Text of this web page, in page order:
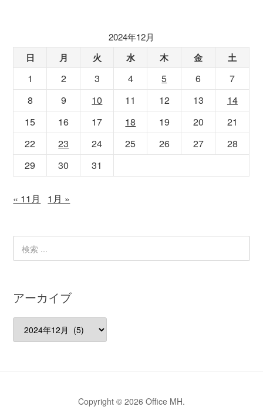
2024年12月
日 月 火 水 木 金 土
1 2 3 4 5 6
7
8
9 10 11 12 13
14
15
16 17 18 19 20
21
22
23 24 25 26 27
28
29
30 31
« 11月 1月 »
アーカイブ
ー
Copyright © 2026 Office MH.